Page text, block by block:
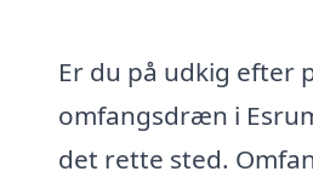
Er du på udkig efter
omfangsdræn i
det rette sted.